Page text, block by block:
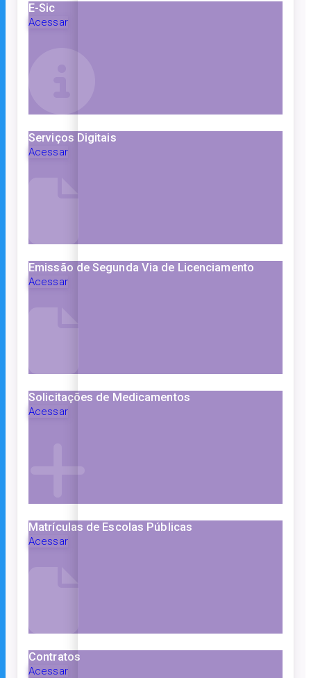
E-Sic
Acessar
Serviços Digitais
Acessar
Emissão de Segunda Via de Licenciamento
Acessar
Solicitações de Medicamentos
Acessar
Matrículas de Escolas Públicas
Acessar
Contratos
Acessar